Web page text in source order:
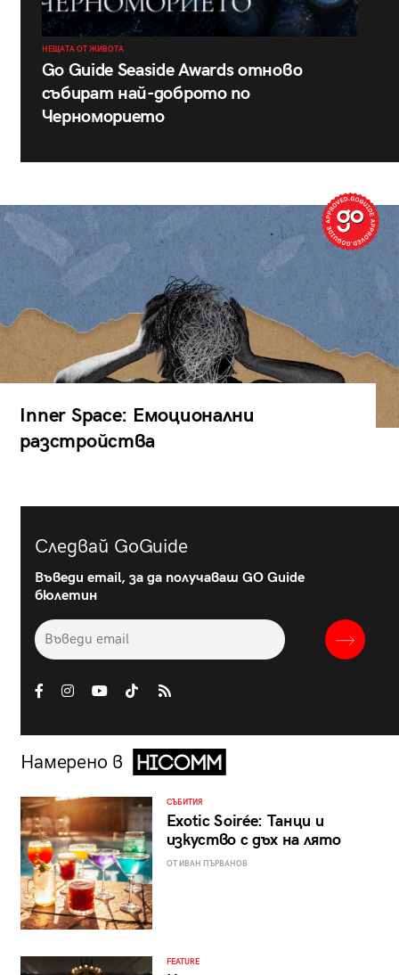
НЕЩАТА ОТ ЖИВОТА
Go Guide Seaside Awards отново
събират най-доброто по
Черноморието
Inner Space: Емоционални
разстройства
Следвай GoGuide
Въведи email, за да получаваш GO Guide
бюлетин
Намерено в
СЪБИТИЯ
Exotic Soirée: Танци и
изкуство с дъх на лято
ОТ ИВАН ПЪРВАНОВ
FEATURE